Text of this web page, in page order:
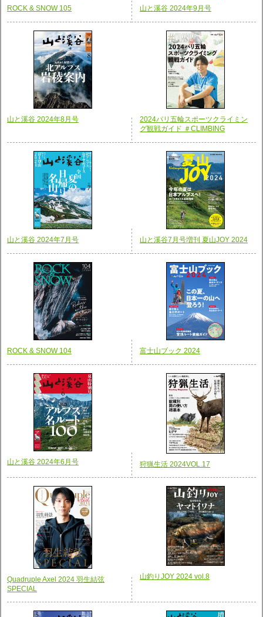
ROCK & SNOW 105 山と溪谷 2024年9月号
山と溪谷 2024年8月号
2024パリ五輪スポーツクライミン
グ観戦ガイド ＃CLIMBING
山と溪谷 2024年7月号 山と溪谷7月号増刊 夏山JOY 2024
ROCK & SNOW 104 富士山ブック 2024
山と溪谷 2024年6月号 狩猟生活 2024VOL.17
Quadruple Axel 2024 羽生結弦
SPECIAL
山釣りJOY 2024 vol.8